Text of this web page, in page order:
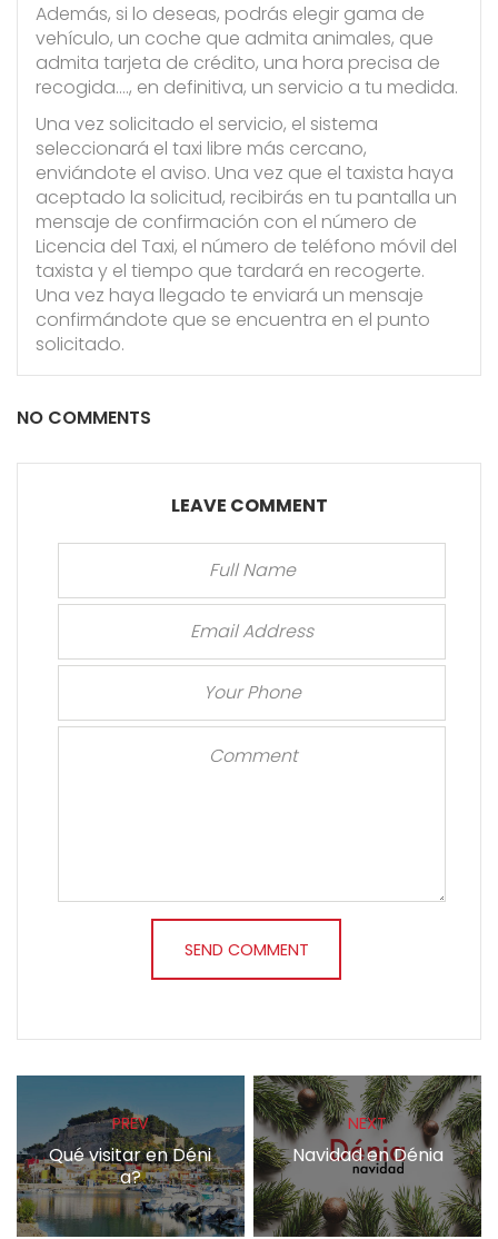
Además, si lo deseas, podrás elegir gama de
vehículo, un coche que admita animales, que
admita tarjeta de crédito, una hora precisa de
recogida…., en definitiva, un servicio a tu medida.
Una vez solicitado el servicio, el sistema
seleccionará el taxi libre más cercano,
enviándote el aviso. Una vez que el taxista haya
aceptado la solicitud, recibirás en tu pantalla un
mensaje de confirmación con el número de
Licencia del Taxi, el número de teléfono móvil del
taxista y el tiempo que tardará en recogerte.
Una vez haya llegado te enviará un mensaje
confirmándote que se encuentra en el punto
solicitado.
NO COMMENTS
LEAVE COMMENT
PREV
Qué visitar en Déni
a?
NEXT
Navidad en Dénia